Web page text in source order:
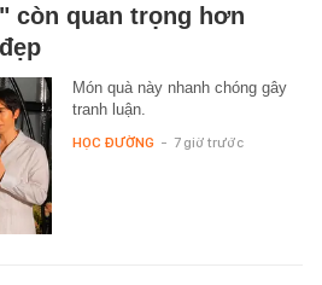
còn quan trọng hơn
Món quà này nhanh chóng gây
tranh luận.
HỌC ĐƯỜNG - 7 giờ trước